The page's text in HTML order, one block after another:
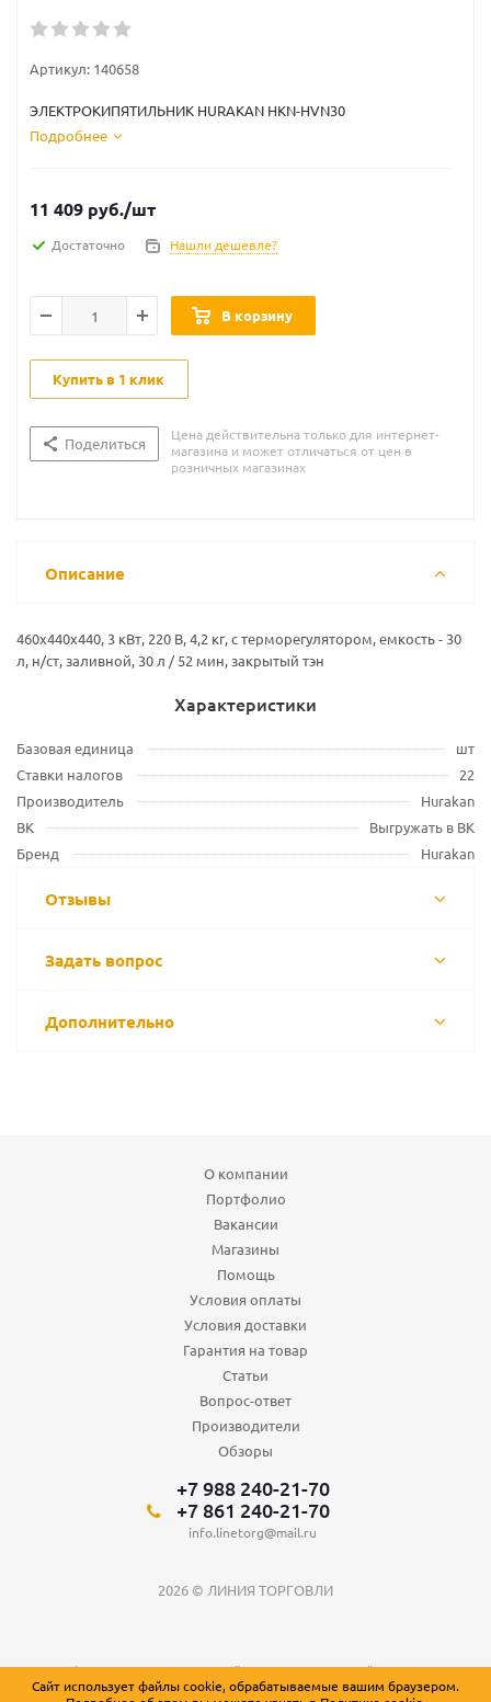
Артикул: 140658
ЭЛЕКТРОКИПЯТИЛЬНИК HURAKAN HKN-HVN30
Подробнее
11 409 руб./шт
Достаточно Нашли дешевле?
В корзину
Купить в 1 клик
Поделиться
Цена действительна только для интернет-
магазина и может отличаться от цен в
розничных магазинах
Описание
460х440х440, 3 кВт, 220 В, 4,2 кг, с терморегулятором, емкость - 30
л, н/ст, заливной, 30 л / 52 мин, закрытый тэн
Характеристики
Базовая единица
шт
Ставки налогов
22
Производитель
Hurakan
ВК
Выгружать в ВК
Бренд
Hurakan
Отзывы
Задать вопрос
Дополнительно
О компании
Портфолио
Вакансии
Магазины
Помощь
Условия оплаты
Условия доставки
Гарантия на товар
Статьи
Вопрос-ответ
Производители
Обзоры
+7 988 240-21-70
+7 861 240-21-70
info.linetorg@mail.ru
2026 © ЛИНИЯ ТОРГОВЛИ
Вся информация о товарах на сайте носит справочный характер и не
является публичной офертой, определяемой положениями Статьи 437
Сайт использует файлы cookie, обрабатываемые вашим браузером.